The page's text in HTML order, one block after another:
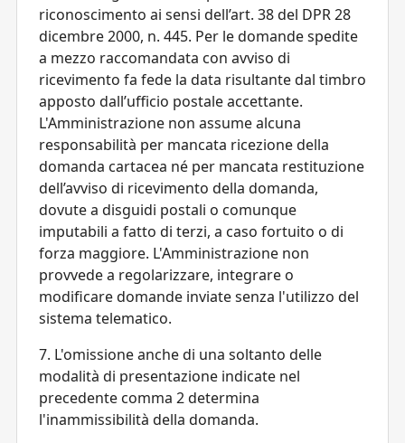
riconoscimento ai sensi dell’art. 38 del DPR 28
dicembre 2000, n. 445. Per le domande spedite
a mezzo raccomandata con avviso di
ricevimento fa fede la data risultante dal timbro
apposto dall’ufficio postale accettante.
L'Amministrazione non assume alcuna
responsabilità per mancata ricezione della
domanda cartacea né per mancata restituzione
dell’avviso di ricevimento della domanda,
dovute a disguidi postali o comunque
imputabili a fatto di terzi, a caso fortuito o di
forza maggiore. L'Amministrazione non
provvede a regolarizzare, integrare o
modificare domande inviate senza l'utilizzo del
sistema telematico.
7. L'omissione anche di una soltanto delle
modalità di presentazione indicate nel
precedente comma 2 determina
l'inammissibilità della domanda.